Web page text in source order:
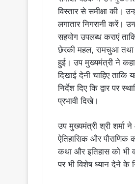
विस्तार से समीक्षा की।
लगातार निगरानी करें।
सहयोग उपलब्ध कराएं
छेरकी महल, रामचुआ तथा
हुई। उप मुख्यमंत्री ने कहा
दिखाई देनी चाहिए
निर्देश दिए कि द्वार पर
प्रभावी दिखे।
उप मुख्यमंत्री श्री शर्मा
ऐतिहासिक और पौराणिक
कथा और इतिहास को भी
पर भी विशेष ध्यान देने के